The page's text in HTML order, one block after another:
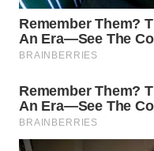
WN
SAMOSIR
WN
PADANG
LAWAS